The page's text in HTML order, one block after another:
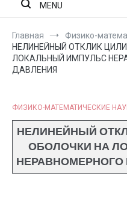
MENU
Главная
Физико-
НЕЛИНЕЙНЫЙ ОТКЛИК
ЛОКАЛЬНЫЙ ИМПУЛЬС
ДАВЛЕНИЯ
ФИЗИКО-МАТЕМАТИЧЕСКИЕ
НЕЛИНЕЙНЫЙ
ОБОЛОЧКИ НА